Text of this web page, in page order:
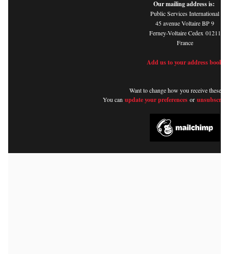
Our mailing address is:
Public Services International
45 avenue Voltaire BP 9
Ferney-Voltaire Cedex 01211
France
Add us to your address book
Want to change how you receive these
You can update your preferencesor